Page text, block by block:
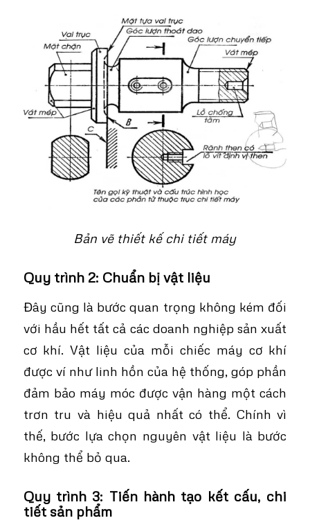
Bản vẽ thiết kế chi tiết máy
Quy trình 2: Chuẩn bị vật liệu
Đây cũng là bước quan trọng không kém đối
với hầu hết tất cả các doanh nghiệp sản xuất
cơ khí. Vật liệu của mỗi chiếc máy cơ khí
được ví như linh hồn của hệ thống, góp phần
đảm bảo máy móc được vận hàng một cách
trơn tru và hiệu quả nhất có thể. Chính vì
thế, bước lựa chọn nguyên vật liệu là bước
không thể bỏ qua.
Quy trình 3: Tiến hành tạo kết cấu, chi
tiết sản phẩm